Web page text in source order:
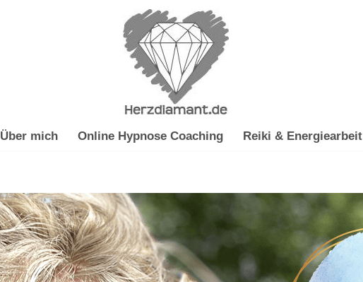
Über mich Online Hypnose Coaching Reiki & Energiearbeit